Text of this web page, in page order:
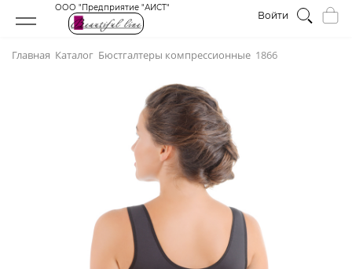
ООО "Предприятие "АИСТ"
Войти
Главная Каталог Бюстгалтеры компрессионные 1866